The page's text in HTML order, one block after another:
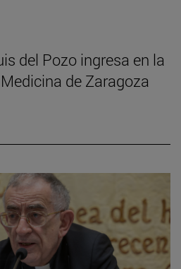
del Pozo ingresa en la
de Zaragoza